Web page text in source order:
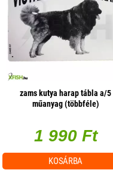
zams kutya harap tábla a/5
műanyag (többféle)
1 990 Ft
KOSÁRBA